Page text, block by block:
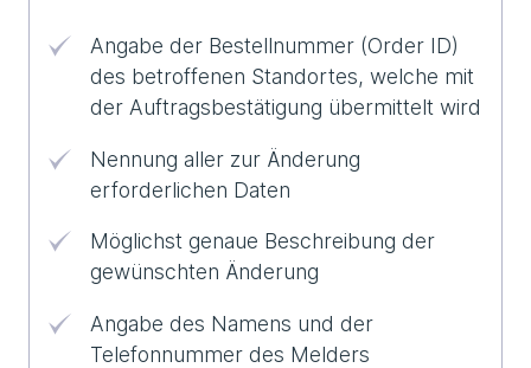
Angabe der Bestellnummer (Order ID)
des betroffenen Standortes, welche mit
der Auftragsbestätigung übermittelt wird
Nennung aller zur Änderung
erforderlichen Daten
Möglichst genaue Beschreibung der
gewünschten Änderung
Angabe des Namens und der
Telefonnummer des Melders